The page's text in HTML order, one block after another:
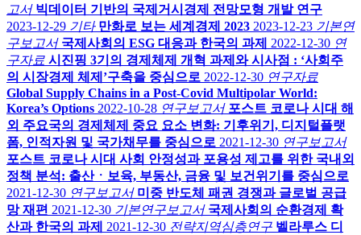
고서 빅데이터 기반의 국제거시경제 전망모형 개발 연구
2023-12-29 기타 만화로 보는 세계경제 2023 2023-12-23 기본연
구보고서 국제사회의 ESG 대응과 한국의 과제 2022-12-30 연
구자료 시진핑 3기의 경제체제 개혁 과제와 시사점 : ‘사회주
의 시장경제 체제’구축을 중심으로 2022-12-30 연구자료
Global Supply Chains in a Post-Covid Multipolar World:
Korea’s Options 2022-10-28 연구보고서 포스트 코로나 시대 해
외 주요국의 경제체제 중요 요소 변화: 기후위기, 디지털플랫
폼, 인적자원 및 국가채무를 중심으로 2021-12-30 연구보고서
포스트 코로나 시대 사회 안정성과 포용성 제고를 위한 국내외
정책 분석: 출산ㆍ보육, 부동산, 금융 및 보건위기를 중심으로
2021-12-30 연구보고서 미중 반도체 패권 경쟁과 글로벌 공급
망 재편 2021-12-30 기본연구보고서 국제사회의 순환경제 확
산과 한국의 과제
2021-12-30 전략지역심층연구 벨라루스 디